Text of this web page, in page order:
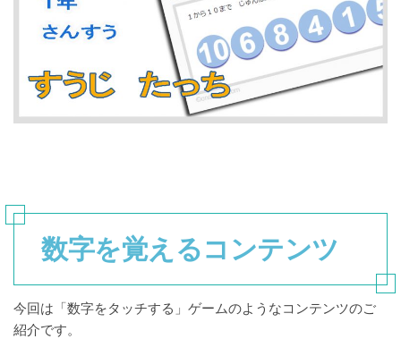
数字を覚えるコンテンツ
今回は「数字をタッチする」ゲームのようなコンテンツのご
紹介です。